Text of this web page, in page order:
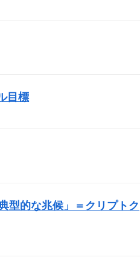
目標
型的な兆候」＝クリプトク